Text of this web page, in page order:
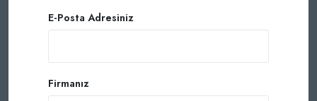
E-Posta Adresiniz
Firmanız